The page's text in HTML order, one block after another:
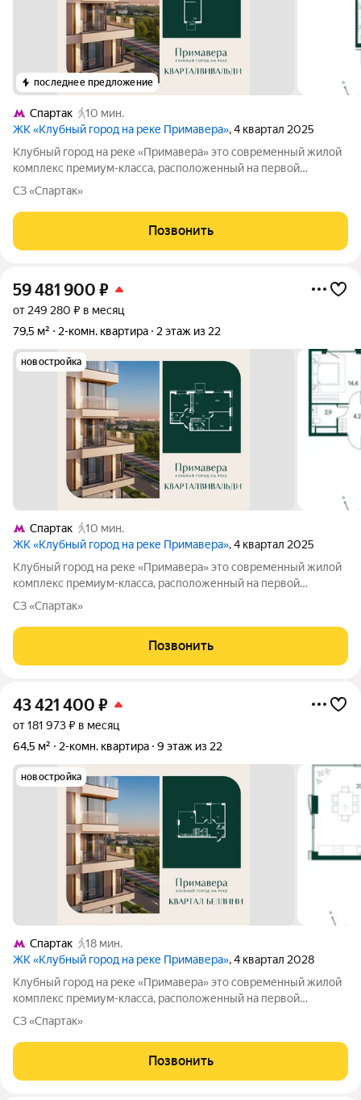
последнее предложение
Спартак
10 мин.
ЖК «Клубный город на реке Примавера», 4 квартал 2025
Клубный город на реке «Примавера» это современный жилой
комплекс премиум-класса, расположенный на первой
береговой линии Москвы-реки в экологически чистом районе
Покровское-Стрешнево. Под панорамными окнами квартир
находится собственный экопарк с
СЗ «Спартак»
Позвонить
59 481 900 ₽
от 249 280 ₽ в месяц
79,5 м²
2-комн. квартира 2 этаж из 22
новостройка
Спартак
10 мин.
ЖК «Клубный город на реке Примавера», 4 квартал 2025
Клубный город на реке «Примавера» это современный жилой
комплекс премиум-класса, расположенный на первой
береговой линии Москвы-реки в экологически чистом районе
Покровское-Стрешнево. Под панорамными окнами квартир
находится собственный экопарк с
СЗ «Спартак»
Позвонить
43 421 400 ₽
от 181 973 ₽ в месяц
64,5 м²
2-комн. квартира 9 этаж из 22
новостройка
Спартак
18 мин.
ЖК «Клубный город на реке Примавера», 4 квартал 2028
Клубный город на реке «Примавера» это современный жилой
комплекс премиум-класса, расположенный на первой
береговой линии Москвы-реки в экологически чистом районе
Покровское-Стрешнево. Под панорамными окнами квартир
находится собственный экопарк с
СЗ «Спартак»
Позвонить